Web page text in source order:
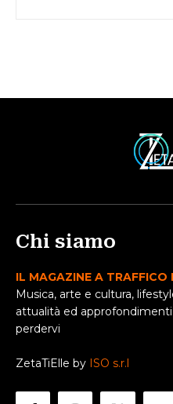
Chi siamo
IL MAGAZINE A
Musica, arte e cultura,
attualità ed
perdervi
ZetaTiElle by ISO s.r.l